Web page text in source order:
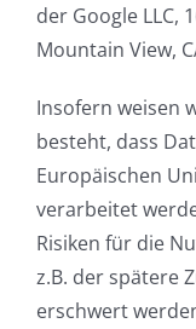
der Google LLC,
Mountain View,
Insofern weisen
besteht, dass
Europäischen
verarbeitet
Risiken für die
z.B. der spätere
erschwert